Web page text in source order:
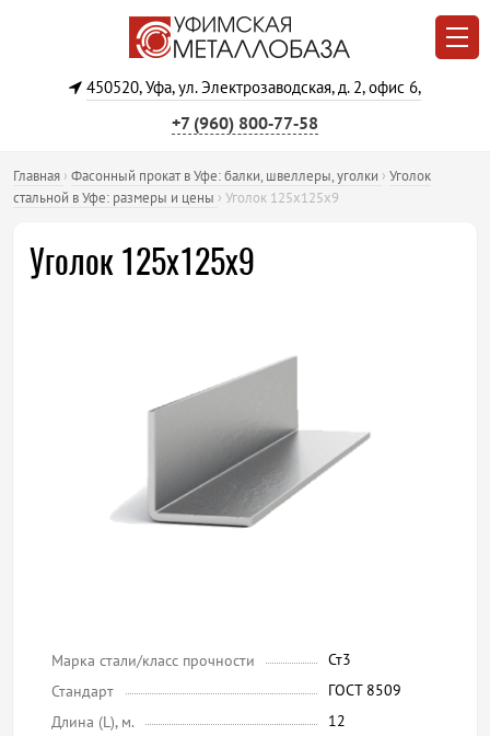
450520, Уфа, ул. Электрозаводская, д. 2, офис 6,
+7 (960) 800‐77‐58
Главная › Фасонный прокат в Уфе: балки, швеллеры, уголки › Уголок
стальной в Уфе: размеры и цены › Уголок 125х125х9
Уголок 125х125х9
Марка стали/класс прочности
Ст3
Стандарт
ГОСТ 8509
Длина (L), м.
12